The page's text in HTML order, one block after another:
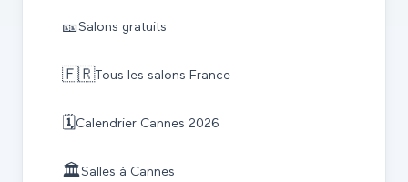
🎫Salons gratuits
🇫🇷Tous les salons France
🗓️Calendrier Cannes 2026
🏛️Salles à Cannes